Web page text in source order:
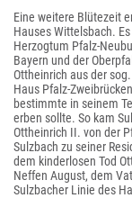
Eine weitere Blütezeit
Hauses Wittelsbach.
Herzogtum Pfalz-
Bayern und der
Ottheinrich aus der
Haus Pfalz-
bestimmte in seinem
erben sollte. So kam
Ottheinrich II. von der
Sulzbach zu seiner
dem kinderlosen Tod
Neffen August, dem
Sulzbacher Linie des